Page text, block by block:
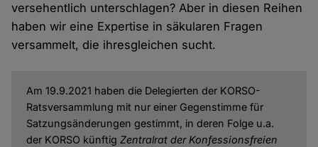
versehentlich unterschlagen? Aber in diesen Reihen
haben wir eine Expertise in säkularen Fragen
versammelt, die ihresgleichen sucht.
Am 19.9.2021 haben die Delegierten der KORSO-
Ratsversammlung mit nur einer Gegenstimme für
Satzungsänderungen gestimmt, in deren Folge u.a.
der KORSO künftig Zentralrat der Konfessionsfreien